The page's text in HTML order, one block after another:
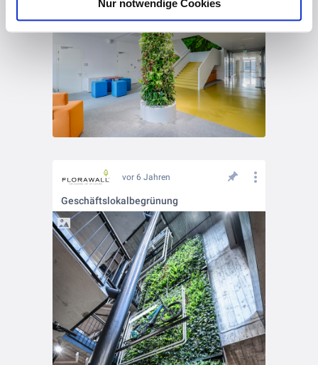
Nur notwendige Cookies
vor 6 Jahren
Geschäftslokalbegrünung